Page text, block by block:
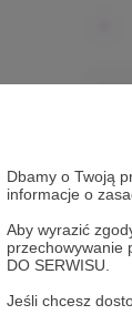
Dbamy o Twoją
informacje o
Aby wyrazić
przechowywanie
DO SERWISU.
Jeśli chcesz